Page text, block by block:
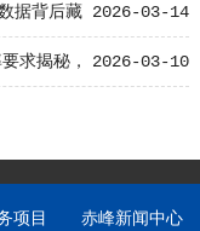
2026-03-14
据背后藏
2026-03-10
求揭秘，
项目 赤峰新闻中心